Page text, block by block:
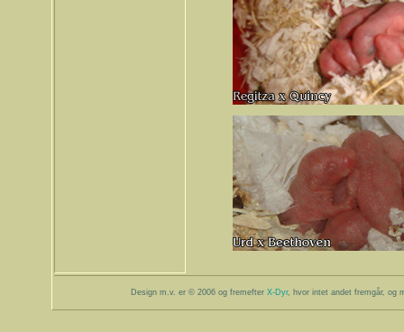
Design m.v. er © 2006 og fremefter X-Dyr, hvor intet andet fremgår, og